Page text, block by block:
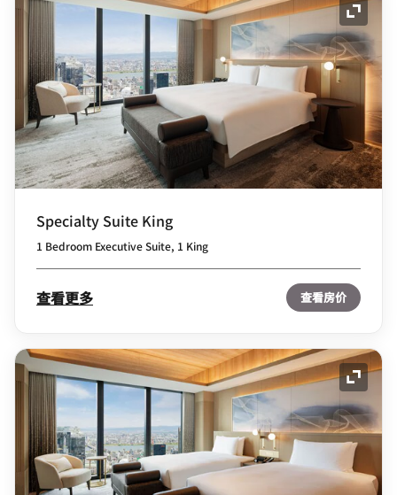
展开
Specialty Suite King
1 Bedroom Executive Suite, 1 King
查看更多 查看房价
展开